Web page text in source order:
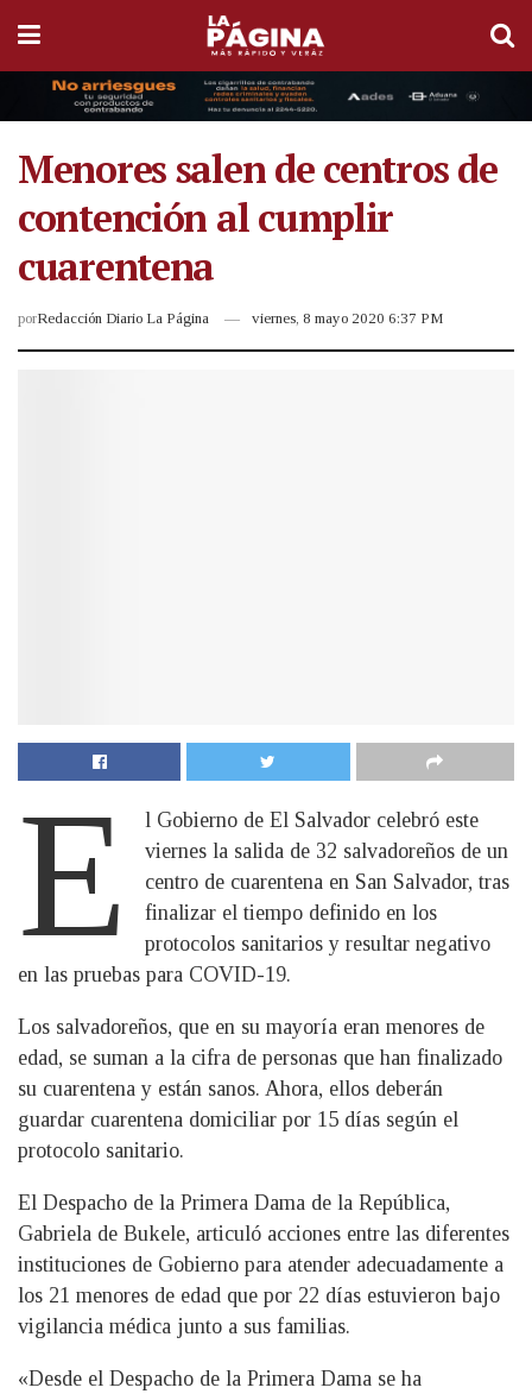
Menores salen de centros de
contención al cumplir
cuarentena
porRedacción Diario La Página viernes, 8 mayo 2020 6:37 PM
E
l Gobierno de El Salvador celebró este
viernes la salida de 32 salvadoreños de un
centro de cuarentena en San Salvador, tras
finalizar el tiempo definido en los
protocolos sanitarios y resultar negativo
en las pruebas para COVID-19.
Los salvadoreños, que en su mayoría eran menores de
edad, se suman a la cifra de personas que han finalizado
su cuarentena y están sanos. Ahora, ellos deberán
guardar cuarentena domiciliar por 15 días según el
protocolo sanitario.
El Despacho de la Primera Dama de la República,
Gabriela de Bukele, articuló acciones entre las diferentes
instituciones de Gobierno para atender adecuadamente a
los 21 menores de edad que por 22 días estuvieron bajo
vigilancia médica junto a sus familias.
«Desde el Despacho de la Primera Dama se ha